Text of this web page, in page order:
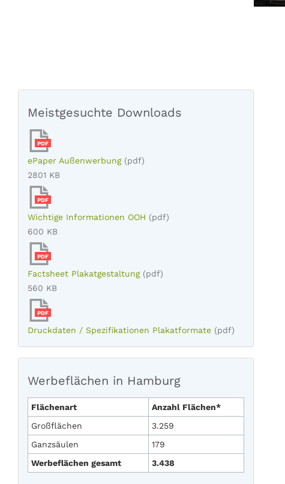
Meistgesuchte Downloads
PDF
ePaper Außenwerbung (pdf)
2801 KB
PDF
Wichtige Informationen OOH (pdf)
600 KB
PDF
Factsheet Plakatgestaltung (pdf)
560 KB
PDF
Druckdaten / Spezifikationen Plakatformate (pdf)
Werbeflächen in Hamburg
Flächenart
Anzahl Flächen*
Großflächen
3.259
Ganzsäulen
179
Werbeflächen gesamt
3.438